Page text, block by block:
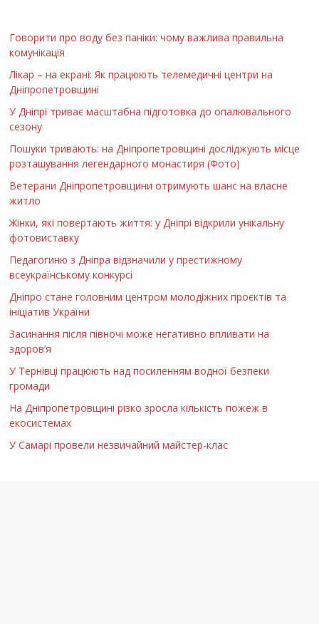
Говорити про воду без паніки: чому важлива правильна
комунікація
Лікар – на екрані: Як працюють телемедичні центри на
Дніпропетровщині
У Дніпрі триває масштабна підготовка до опалювального
сезону
Пошуки тривають: на Дніпропетровщині досліджують місце
розташування легендарного монастиря (Фото)
Ветерани Дніпропетровщини отримують шанс на власне
житло
Жінки, які повертають життя: у Дніпрі відкрили унікальну
фотовиставку
Педагогиню з Дніпра відзначили у престижному
всеукраїнському конкурсі
Дніпро стане головним центром молодіжних проєктів та
ініціатив України
Засинання після півночі може негативно впливати на
здоров’я
У Тернівці працюють над посиленням водної безпеки
громади
На Дніпропетровщині різко зросла кількість пожеж в
екосистемах
У Самарі провели незвичайний майстер-клас